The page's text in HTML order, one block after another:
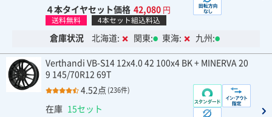
４本タイヤセット価格 42,080 円
送料無料 4本セット組込料込
倉庫状況 北海道: 関東: 東海: 九州:
Verthandi VB-S14 12x4.0 42 100x4 BK + MINERVA 20
9 145/70R12 69T
4.52点 (236件)
在庫 15セット